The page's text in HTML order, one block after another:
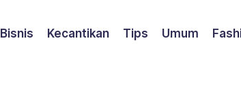
Bisnis Kecantikan Tips Umum